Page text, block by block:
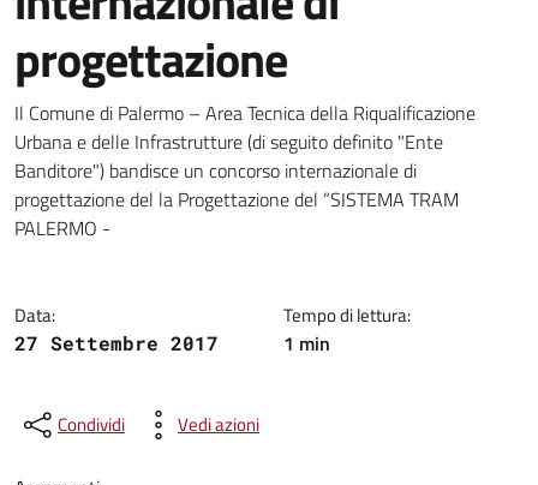
progettazione
Dettagli della notizia
Il Comune di Palermo – Area Tecnica della Riqualificazione
Urbana e delle Infrastrutture (di seguito definito "Ente
Banditore") bandisce un concorso internazionale di
progettazione del la Progettazione del “SISTEMA TRAM
PALERMO -
Data:
27 Settembre 2017
Tempo di lettura:
1 min
Condividi Vedi azioni